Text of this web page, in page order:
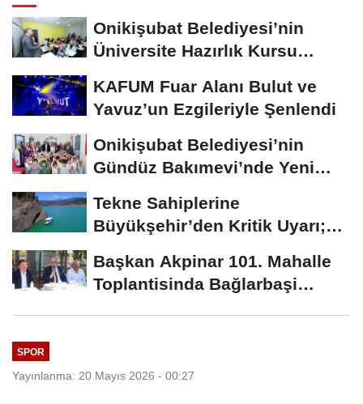
Onikişubat Belediyesi’nin
Üniversite Hazırlık Kursu
KAFUM Fuar Alanı Bulut ve
Yavuz’un Ezgileriyle Şenlendi
Onikişubat Belediyesi’nin
Gündüz Bakımevi’nde Yeni
Tekne Sahiplerine
Büyükşehir’den Kritik Uyarı;
Başkan Akpinar 101. Mahalle
Toplantisinda Bağlarbaşi
SPOR
Yayınlanma: 20 Mayıs 2026 - 00:27